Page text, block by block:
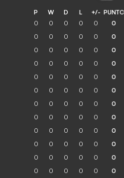
P W D L +/-
0 0 0 0 0 0
0 0 0 0 0 0
0 0 0 0 0 0
0 0 0 0 0 0
0 0 0 0 0 0
0 0 0 0 0 0
0 0 0 0 0 0
0 0 0 0 0 0
0 0 0 0 0 0
0 0 0 0 0 0
0 0 0 0 0 0
0 0 0 0 0 0